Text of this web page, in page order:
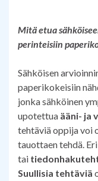
Mitä etua
perinteisiin
Sähköisen
paperikokeisiin
jonka sähköinen
upotettua ääni- ja
tehtäviä oppija voi
tauottaen tehdä.
tai
Suullisia tehtäviä